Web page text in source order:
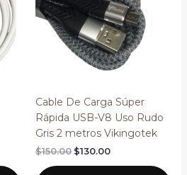
Cable De Carga Súper
Rápida USB-V8 Uso Rudo
Gris 2 metros Vikingotek
$150.00 $130.00